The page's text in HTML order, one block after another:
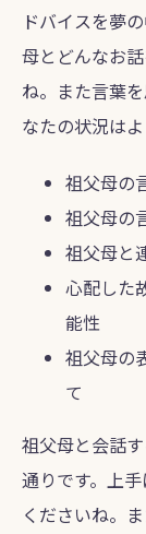
ドバイスを夢
母とどんなお
ね。また言葉
なたの状況は
祖父母の
祖父母の
祖父母と
心配した
能性
祖父母の
て
祖父母と会話
通りです。上
くださいね。